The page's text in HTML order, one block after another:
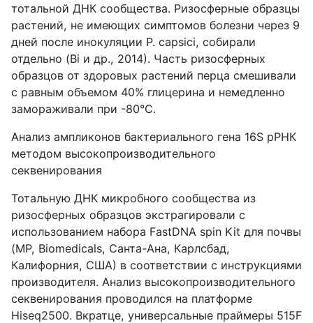
тотальной ДНК сообщества. Ризосферные образцы
растений, не имеющих симптомов болезни через 9
дней после инокуляции P. capsici, собирали
отдельно (Bi и др., 2014). Часть ризосферных
образцов от здоровых растений перца смешивали
с равным объемом 40% глицерина и немедленно
замораживали при -80°C.
Анализ ампликонов бактериального гена 16S рРНК
методом высокопроизводительного
секвенирования
Тотальную ДНК микробного сообщества из
ризосферных образцов экстрагировали с
использованием набора FastDNA spin Kit для почвы
(MP, Biomedicals, Санта-Ана, Карлсбад,
Калифорния, США) в соответствии с инструкциями
производителя. Анализ высокопроизводительного
секвенирования проводился на платформе
Hiseq2500. Вкратце, универсальные праймеры 515F